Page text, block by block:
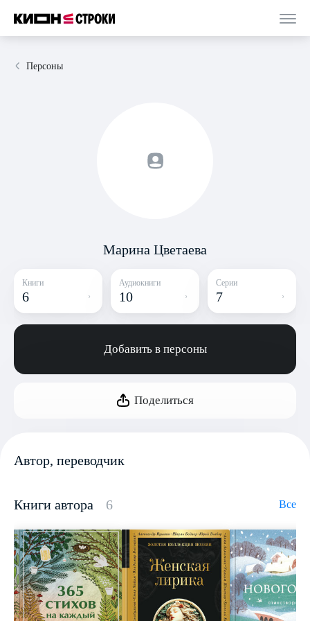
Персоны
Марина Цветаева
Книги
6
Аудиокниги
10
Серии
7
Добавить в персоны
Поделиться
Автор, переводчик
Книги автора 6 Все